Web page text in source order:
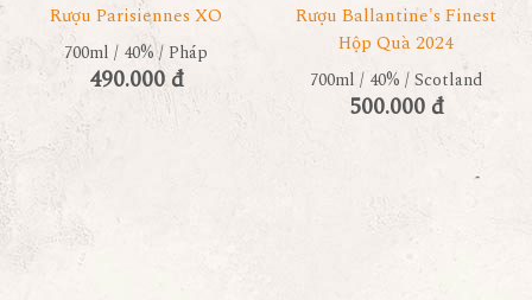
Rượu Parisiennes XO
700ml / 40% / Pháp
490.000 đ
Rượu Ballantine's Finest
Hộp Quà 2024
700ml / 40% / Scotland
500.000 đ